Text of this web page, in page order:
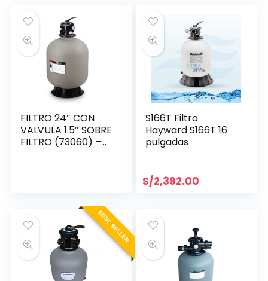
FILTRO 24″ CON
VALVULA 1.5″ SOBRE
FILTRO (73060) –
S166T Filtro
Hayward S166T 16
pulgadas
S/2,392.00
BEST SELLER